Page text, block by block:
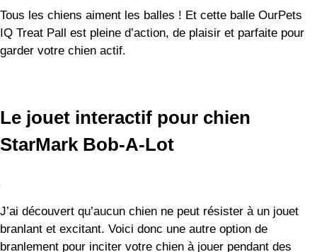
Le jouet interactif pour chien
StarMark Bob-A-Lot
heures.
Le jouet pour chien StarMark Bob-A-Lot oscille de manière